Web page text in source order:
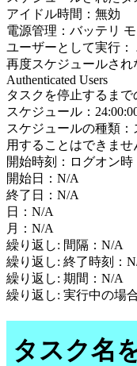
アイドル時間：無効
電源管理：バッテリ
ユーザーとして実行
再度スケジュールされ
Authenticated Users
タスクを停止するまで
スケジュール：
スケジュールの種類
用することはできませ
開始時刻：ログオン時
開始日：N/A
終了日：N/A
日：N/A
月：N/A
繰り返し: 間隔：N/A
繰り返し: 終了時刻：
繰り返し: 期間：N/A
繰り返し: 実行中の場
タスク名